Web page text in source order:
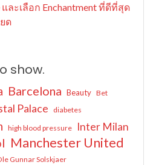
และเลือก Enchantment ที่ดีที่สุด
ด
show.
Barcelona Beauty Bet
Palace diabetes
high blood pressure Inter Milan
Manchester United
Gunnar Solskjaer